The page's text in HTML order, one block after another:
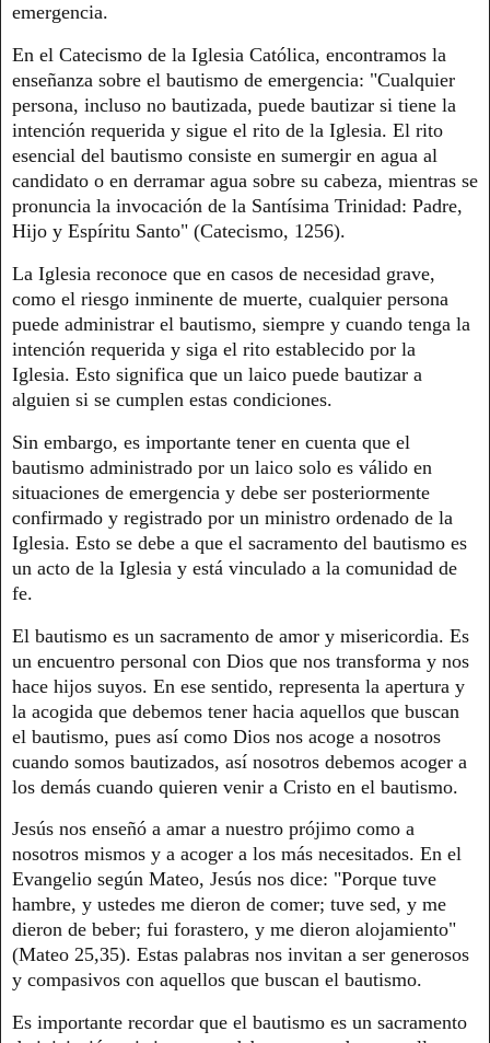
emergencia.
En el Catecismo de la Iglesia Católica, encontramos la
enseñanza sobre el bautismo de emergencia: "Cualquier
persona, incluso no bautizada, puede bautizar si tiene la
intención requerida y sigue el rito de la Iglesia. El rito
esencial del bautismo consiste en sumergir en agua al
candidato o en derramar agua sobre su cabeza, mientras se
pronuncia la invocación de la Santísima Trinidad: Padre,
Hijo y Espíritu Santo" (Catecismo, 1256).
La Iglesia reconoce que en casos de necesidad grave,
como el riesgo inminente de muerte, cualquier persona
puede administrar el bautismo, siempre y cuando tenga la
intención requerida y siga el rito establecido por la
Iglesia. Esto significa que un laico puede bautizar a
alguien si se cumplen estas condiciones.
Sin embargo, es importante tener en cuenta que el
bautismo administrado por un laico solo es válido en
situaciones de emergencia y debe ser posteriormente
confirmado y registrado por un ministro ordenado de la
Iglesia. Esto se debe a que el sacramento del bautismo es
un acto de la Iglesia y está vinculado a la comunidad de
fe.
El bautismo es un sacramento de amor y misericordia. Es
un encuentro personal con Dios que nos transforma y nos
hace hijos suyos. En ese sentido, representa la apertura y
la acogida que debemos tener hacia aquellos que buscan
el bautismo, pues así como Dios nos acoge a nosotros
cuando somos bautizados, así nosotros debemos acoger a
los demás cuando quieren venir a Cristo en el bautismo.
Jesús nos enseñó a amar a nuestro prójimo como a
nosotros mismos y a acoger a los más necesitados. En el
Evangelio según Mateo, Jesús nos dice: "Porque tuve
hambre, y ustedes me dieron de comer; tuve sed, y me
dieron de beber; fui forastero, y me dieron alojamiento"
(Mateo 25,35). Estas palabras nos invitan a ser generosos
y compasivos con aquellos que buscan el bautismo.
Es importante recordar que el bautismo es un sacramento